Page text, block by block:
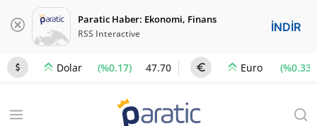
Paratic Haber: Ekonomi, Finans
RSS Interactive İNDİR
Dolar (%0.17) 47.70 Euro (%0.33)